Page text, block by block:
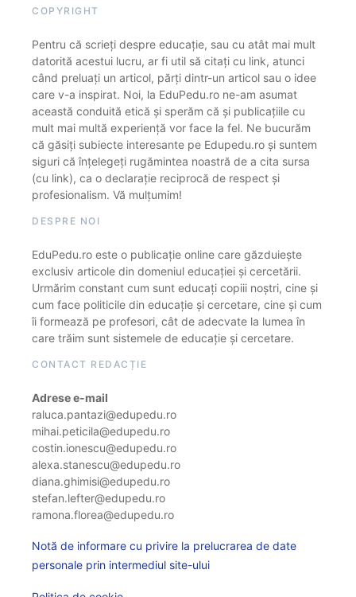
COPYRIGHT
Pentru că scrieți despre educație, sau cu atât mai mult
datorită acestui lucru, ar fi util să citați cu link, atunci
când preluați un articol, părți dintr-un articol sau o idee
care v-a inspirat. Noi, la EduPedu.ro ne-am asumat
această conduită etică și sperăm că și publicațiile cu
mult mai multă experiență vor face la fel. Ne bucurăm
că găsiți subiecte interesante pe Edupedu.ro și suntem
siguri că înțelegeți rugămintea noastră de a cita sursa
(cu link), ca o declarație reciprocă de respect și
profesionalism. Vă mulțumim!
DESPRE NOI
EduPedu.ro este o publicație online care găzduiește
exclusiv articole din domeniul educației și cercetării.
Urmărim constant cum sunt educați copiii noștri, cine și
cum face politicile din educație și cercetare, cine și cum
îi formează pe profesori, cât de adecvate la lumea în
care trăim sunt sistemele de educație și cercetare.
CONTACT REDACȚIE
Adrese e-mail
raluca.pantazi@edupedu.ro
mihai.peticila@edupedu.ro
costin.ionescu@edupedu.ro
alexa.stanescu@edupedu.ro
diana.ghimisi@edupedu.ro
stefan.lefter@edupedu.ro
ramona.florea@edupedu.ro
Notă de informare cu privire la prelucrarea de date
personale prin intermediul site-ului